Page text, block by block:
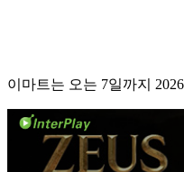
이마트는 오는 7일까지